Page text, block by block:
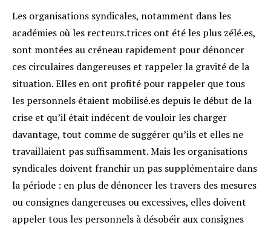
Les organisations syndicales, notamment dans les
académies où les recteurs.trices ont été les plus zélé.es,
sont montées au créneau rapidement pour dénoncer
ces circulaires dangereuses et rappeler la gravité de la
situation. Elles en ont profité pour rappeler que tous
les personnels étaient mobilisé.es depuis le début de la
crise et qu’il était indécent de vouloir les charger
davantage, tout comme de suggérer qu’ils et elles ne
travaillaient pas suffisamment. Mais les organisations
syndicales doivent franchir un pas supplémentaire dans
la période : en plus de dénoncer les travers des mesures
ou consignes dangereuses ou excessives, elles doivent
appeler tous les personnels à désobéir aux consignes